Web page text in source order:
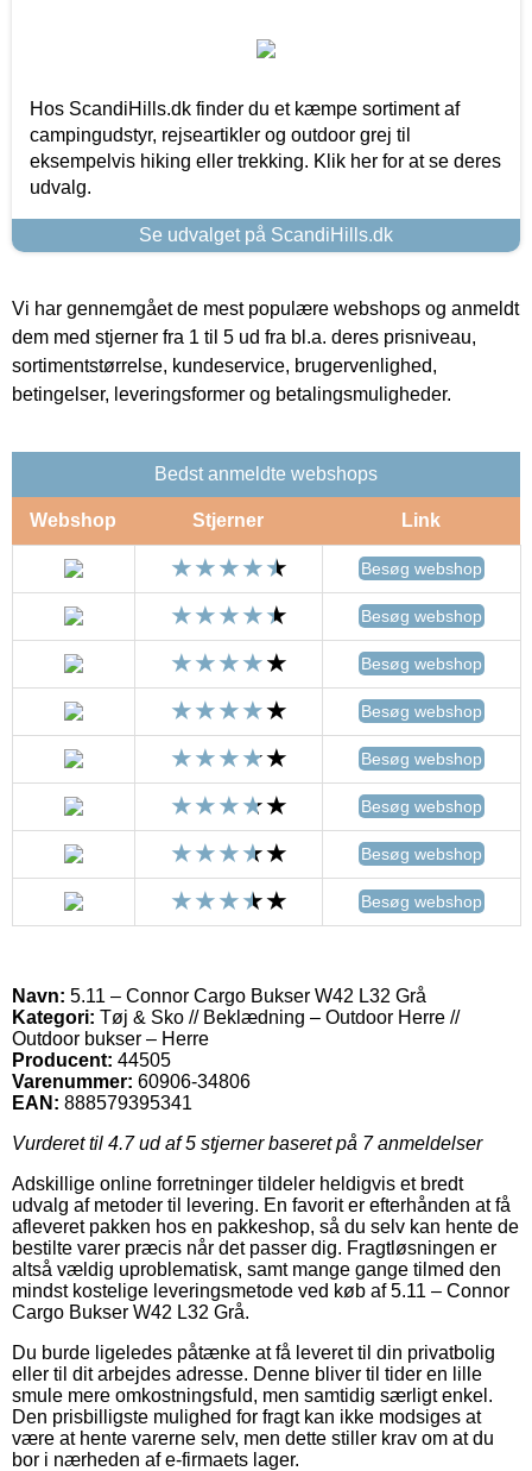
Hos ScandiHills.dk finder du et kæmpe sortiment af
campingudstyr, rejseartikler og outdoor grej til
eksempelvis hiking eller trekking. Klik her for at se deres
udvalg.
Se udvalget på ScandiHills.dk
Vi har gennemgået de mest populære webshops og anmeldt
dem med stjerner fra 1 til 5 ud fra bl.a. deres prisniveau,
sortimentstørrelse, kundeservice, brugervenlighed,
betingelser, leveringsformer og betalingsmuligheder.
Bedst anmeldte webshops
Webshop Stjerner Link
Besøg webshop
Besøg webshop
Besøg webshop
Besøg webshop
Besøg webshop
Besøg webshop
Besøg webshop
Besøg webshop
Navn: 5.11 – Connor Cargo Bukser W42 L32 Grå
Kategori: Tøj & Sko // Beklædning – Outdoor Herre //
Outdoor bukser – Herre
Producent: 44505
Varenummer: 60906-34806
EAN: 888579395341
Vurderet til 4.7ud af 5 stjerner baseret på 7anmeldelser
Adskillige online forretninger tildeler heldigvis et bredt
udvalg af metoder til levering. En favorit er efterhånden at få
afleveret pakken hos en pakkeshop, så du selv kan hente de
bestilte varer præcis når det passer dig. Fragtløsningen er
altså vældig uproblematisk, samt mange gange tilmed den
mindst kostelige leveringsmetode ved køb af 5.11 – Connor
Cargo Bukser W42 L32 Grå.
Du burde ligeledes påtænke at få leveret til din privatbolig
eller til dit arbejdes adresse. Denne bliver til tider en lille
smule mere omkostningsfuld, men samtidig særligt enkel.
Den prisbilligste mulighed for fragt kan ikke modsiges at
være at hente varerne selv, men dette stiller krav om at du
bor i nærheden af e-firmaets lager.